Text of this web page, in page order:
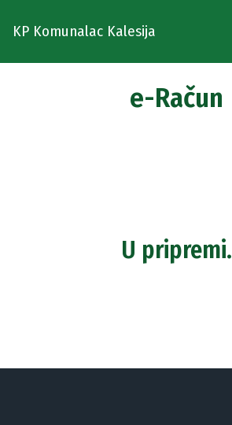
KP Komunalac Kalesija
e-Račun
U pripremi.